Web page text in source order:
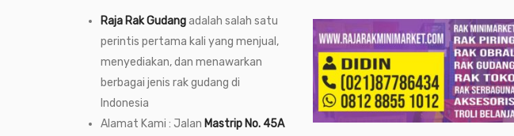
Raja Rak Gudangadalah salah satu
perintis pertama kali yang menjual,
menyediakan, dan menawarkan
berbagai jenis rak gudang di
Indonesia
Alamat Kami : Jalan Mastrip No. 45A